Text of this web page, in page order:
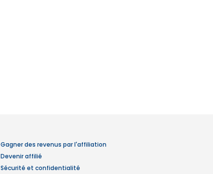
Gagner des revenus par l'affiliation
Devenir affilié
Sécurité et confidentialité